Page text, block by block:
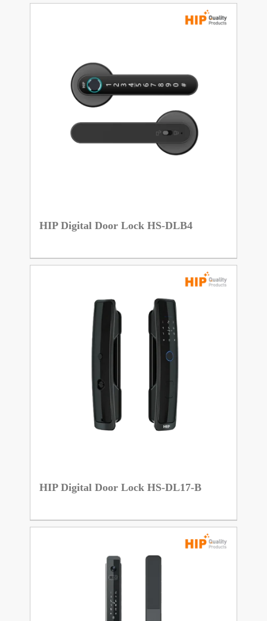
HIP Digital Door Lock HS-DLB4
HIP Digital Door Lock HS-DL17-B